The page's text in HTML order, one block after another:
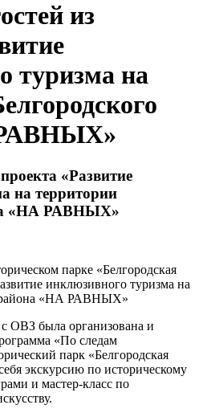
из
туризма на
«Развитие
на территории
«НА РАВНЫХ»
парке «Белгородская
инклюзивного туризма на
района «НА РАВНЫХ»
ОВЗ была организована и
«По следам
парк «Белгородская
экскурсию по историческому
и мастер-класс по